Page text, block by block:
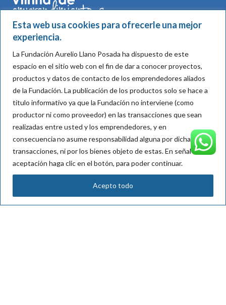
Esta web usa cookies para ofrecerle una mejor
experiencia.
La Fundación Aurelio Llano Posada ha dispuesto de este
espacio en el sitio web con el fin de dar a conocer proyectos,
productos y datos de contacto de los emprendedores aliados
de la Fundación.La publicación de los productos solo se hace a
título informativo ya que la Fundación no interviene (como
productor ni como proveedor) en las transacciones que sean
realizadas entre usted y los emprendedores, y en
consecuenciano asume responsabilidad alguna por dichas
transacciones, ni por los bienes objeto deestas. En señal de
aceptación haga clic en el botón, para poder continuar.
Acepto todo
Calle 5A #39 -194 Of. 401 Torre Diners Club - Medellín,
Colombia
Teléfono: (57) +4 316 4400
comunicaciones@aureliollano.org.co
Vitrina
Archivo de Exoneración y Política de protección de datos
personales
Reglamento de participación
Regístrate en nuestro newsletter